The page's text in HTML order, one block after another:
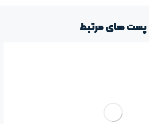
پست های مرتبط